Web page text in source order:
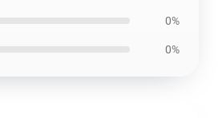
0%
0%